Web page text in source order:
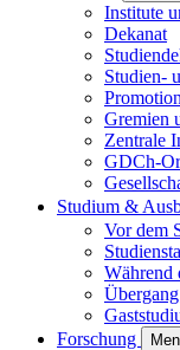
Institute
Dekanat
Studien-
Gremien
Zentrale
GDCh-
Studium &
Vor dem
Während
Forschung